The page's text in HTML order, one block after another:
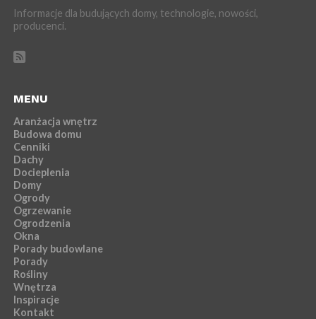
Informacje dla budujących domy, technologie, nowości,
producenci.
MENU
Aranżacja wnętrz
Budowa domu
Cenniki
Dachy
Docieplenia
Domy
Ogrody
Ogrzewanie
Ogrodzenia
Okna
Porady budowlane
Porady
Rośliny
Wnętrza
Inspiracje
Kontakt